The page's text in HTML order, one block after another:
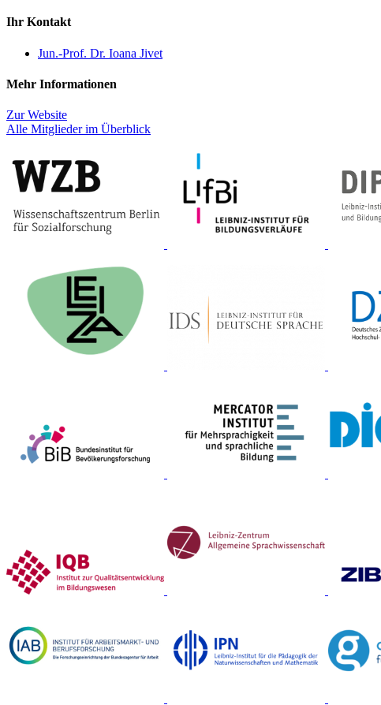
Ihr Kontakt
Jun.-Prof. Dr. Ioana Jivet
Mehr Informationen
Zur Website
Alle Mitglieder im Überblick